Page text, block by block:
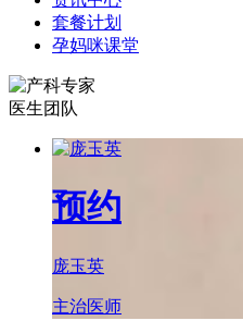
套餐计划
孕妈咪课堂
医生团队
预约
庞玉英
主治医师